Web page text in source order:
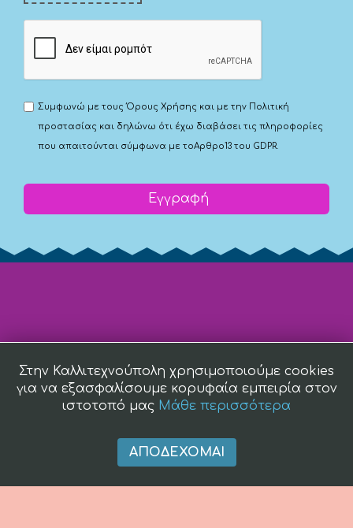
Συμφωνώ με τουςΌρους Χρήσης και με την Πολιτική
προστασίας και δηλώνω ότι έχω διαβάσει τις πληροφορίες
που απαιτούνται σύμφωνα με τοΑρθρο13 του GDPR.
Εγγραφή
Στην Καλλιτεχνούπολη χρησιμοποιούμε cookies
για να εξασφαλίσουμε κορυφαία εμπειρία στον
ιστοτοπό μας Μάθε περισσότερα
ΑΠΟΔΈΧΟΜΑΙ